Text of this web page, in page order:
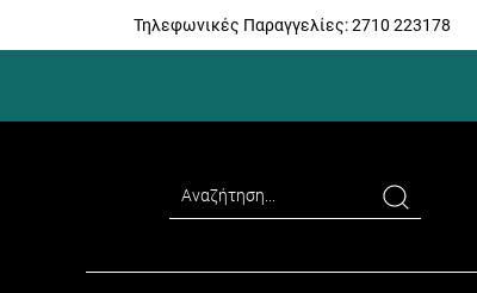
Τηλεφωνικές Παραγγελίες:2710 223178